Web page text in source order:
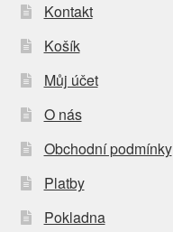
Kontakt
Košík
Můj účet
O nás
Obchodní podmínky
Platby
Pokladna